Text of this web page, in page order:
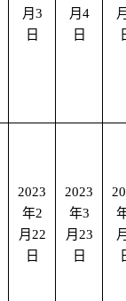
月3
日
月4
日
2023
年2
月 22
日
2023
年3
月 23
日